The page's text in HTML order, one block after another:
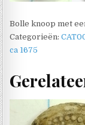
Bolle knoop met
Categorieën:
ca 1675